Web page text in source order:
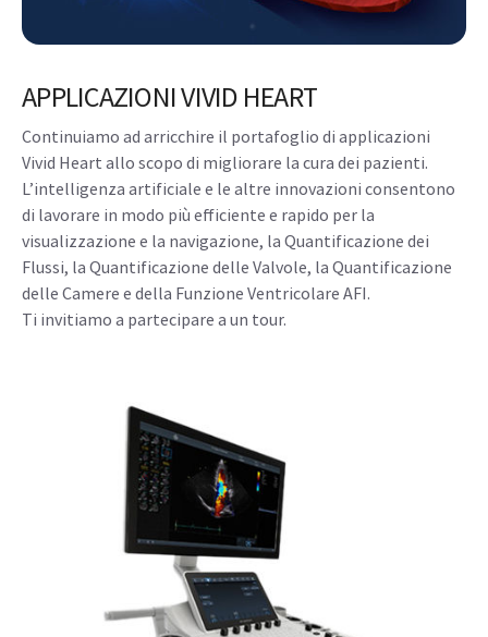
APPLICAZIONI VIVID HEART
Continuiamo ad arricchire il portafoglio di applicazioni
Vivid Heart allo scopo di migliorare la cura dei pazienti.
L’intelligenza artificiale e le altre innovazioni consentono
di lavorare in modo più efficiente e rapido per la
visualizzazione e la navigazione, la Quantificazione dei
Flussi, la Quantificazione delle Valvole, la Quantificazione
delle Camere e della Funzione Ventricolare AFI.
Ti invitiamo a partecipare a un tour.